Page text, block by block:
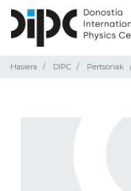
Hasiera DIPC Pertsonak